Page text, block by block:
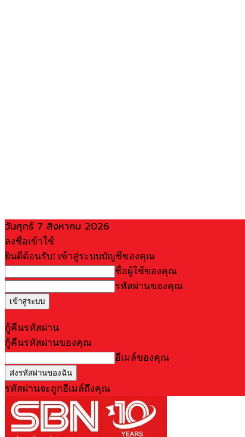
วันศุกร์ 7 สิงหาคม 2026
ลงชื่อเข้าใช้
ยินดีต้อนรับ! เข้าสู่ระบบบัญชีของคุณ
ชื่อผู้ใช้ของคุณ
รหัสผ่านของคุณ
กู้คืนรหัสผ่าน
กู้คืนรหัสผ่านของคุณ
อีเมล์ของคุณ
รหัสผ่านจะถูกอีเมล์ถึงคุณ